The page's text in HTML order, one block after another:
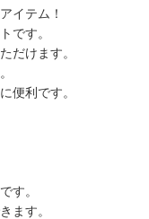
イテム！
です。
だけます。
便利です。
す。
ます。